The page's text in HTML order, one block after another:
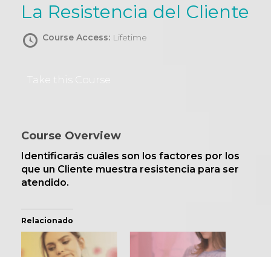
La Resistencia del Cliente
Course Access: Lifetime
Take this Course
Course Overview
Identificarás cuáles son los factores por los
que un Cliente muestra resistencia para ser
atendido.
Relacionado